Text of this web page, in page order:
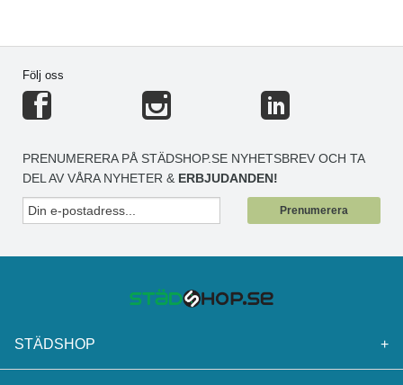
Följ oss
PRENUMERERA PÅ STÄDSHOP.SE NYHETSBREV OCH TA
DEL AV VÅRA NYHETER & ERBJUDANDEN!
Prenumerera
STÄDSHOP +